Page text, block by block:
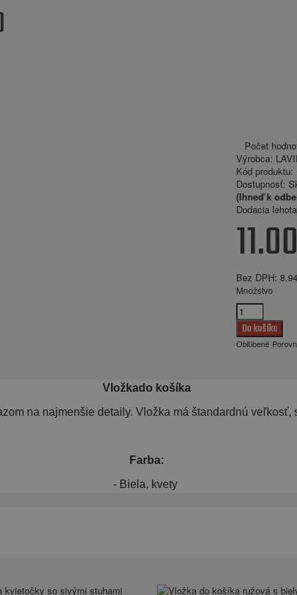
Počet
Výrobca:
Kód produktu:
Dostupnosť:
(Ihneď k
Dodacia
Bez DPH:
Množstvo
Obľúbené
Vložkado košíka
na najmenšie detaily. Vložka má štandardnú
Farba:
- Biela, kvety